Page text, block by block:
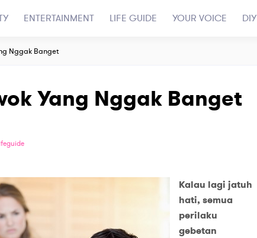
ENTERTAINMENT LIFE GUIDE YOUR VOICE DIY
Nggak Banget
Yang Nggak Banget
Kalau lagi jatuh
hati, semua
perilaku
gebetan